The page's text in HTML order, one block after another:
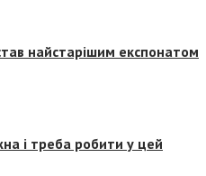
найстарішим експонатом
і треба робити у цей